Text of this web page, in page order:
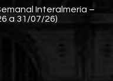
Interalmería –
a 31/07/26)